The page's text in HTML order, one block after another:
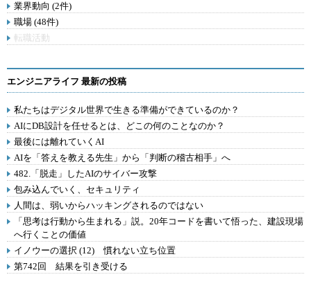
業界動向 (2件)
職場 (48件)
転職活動
エンジニアライフ 最新の投稿
私たちはデジタル世界で生きる準備ができているのか？
AIにDB設計を任せるとは、どこの何のことなのか？
最後には離れていくAI
AIを「答えを教える先生」から「判断の稽古相手」へ
482.「脱走」したAIのサイバー攻撃
包み込んでいく、セキュリティ
人間は、弱いからハッキングされるのではない
「思考は行動から生まれる」説。20年コードを書いて悟った、建設現場
へ行くことの価値
イノウーの選択 (12) 慣れない立ち位置
第742回 結果を引き受ける